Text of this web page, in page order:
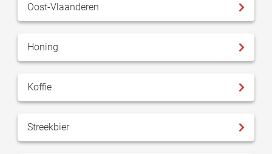
Oost-Vlaanderen
Honing
Koffie
Streekbier